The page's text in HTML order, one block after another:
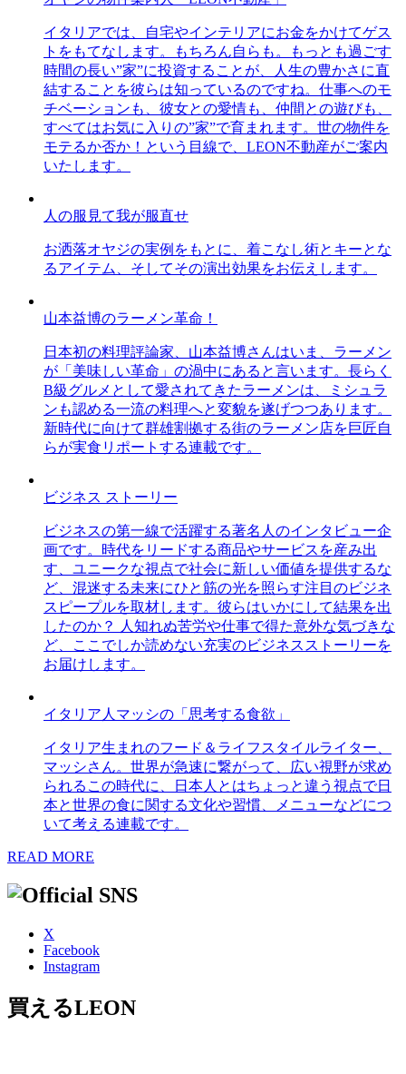
イタリアでは、自宅やインテリアにお金をかけてゲス
トをもてなします。もちろん自らも。もっとも過ごす
時間の長い”家”に投資することが、人生の豊かさに直
結することを彼らは知っているのですね。仕事へのモ
チベーションも、彼女との愛情も、仲間との遊びも、
すべてはお気に入りの”家”で育まれます。世の物件を
モテるか否か！という目線で、LEON不動産がご案内
いたします。
人の服見て我が服直せ
お洒落オヤジの実例をもとに、着こなし術とキーとな
るアイテム、そしてその演出効果をお伝えします。
山本益博のラーメン革命！
日本初の料理評論家、山本益博さんはいま、ラーメン
が「美味しい革命」の渦中にあると言います。長らく
B級グルメとして愛されてきたラーメンは、ミシュラ
ンも認める一流の料理へと変貌を遂げつつあります。
新時代に向けて群雄割拠する街のラーメン店を巨匠自
らが実食リポートする連載です。
ビジネス ストーリー
ビジネスの第一線で活躍する著名人のインタビュー企
画です。時代をリードする商品やサービスを産み出
す、ユニークな視点で社会に新しい価値を提供するな
ど、混迷する未来にひと筋の光を照らす注目のビジネ
スピープルを取材します。彼らはいかにして結果を出
したのか？ 人知れぬ苦労や仕事で得た意外な気づきな
ど、ここでしか読めない充実のビジネスストーリーを
お届けします。
イタリア人マッシの「思考する食欲」
イタリア生まれのフード＆ライフスタイルライター、
マッシさん。世界が急速に繋がって、広い視野が求め
られるこの時代に、日本人とはちょっと違う視点で日
本と世界の食に関する文化や習慣、メニューなどにつ
いて考える連載です。
READ MORE
X
Facebook
Instagram
買えるLEON